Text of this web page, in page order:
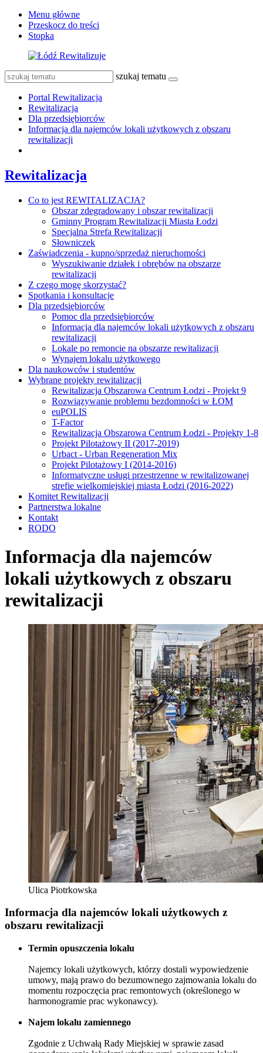
Menu główne
Przeskocz do treści
Stopka
szukaj tematu
Portal Rewitalizacja
Rewitalizacja
Dla przedsiębiorców
Informacja dla najemców lokali użytkowych z obszaru
rewitalizacji
Rewitalizacja
Co to jest REWITALIZACJA?
Obszar zdegradowany i obszar rewitalizacji
Gminny Program Rewitalizacji Miasta Łodzi
Specjalna Strefa Rewitalizacji
Słowniczek
Zaświadczenia - kupno/sprzedaż nieruchomości
Wyszukiwanie działek i obrębów na obszarze
rewitalizacji
Z czego mogę skorzystać?
Spotkania i konsultacje
Dla przedsiębiorców
Pomoc dla przedsiębiorców
Informacja dla najemców lokali użytkowych z obszaru
rewitalizacji
Lokale po remoncie na obszarze rewitalizacji
Wynajem lokalu użytkowego
Dla naukowców i studentów
Wybrane projekty rewitalizacji
Rewitalizacja Obszarowa Centrum Łodzi - Projekt 9
Rozwiązywanie problemu bezdomności w ŁOM
euPOLIS
T-Factor
Rewitalizacja Obszarowa Centrum Łodzi - Projekty 1-8
Projekt Pilotażowy II (2017-2019)
Urbact - Urban Regeneration Mix
Projekt Pilotażowy I (2014-2016)
Informatyczne usługi przestrzenne w rewitalizowanej
strefie wielkomiejskiej miasta Łodzi (2016-2022)
Komitet Rewitalizacji
Partnerstwa lokalne
Kontakt
RODO
Informacja dla najemców
lokali użytkowych z obszaru
rewitalizacji
Ulica Piotrkowska
Informacja dla najemców lokali użytkowych z
obszaru rewitalizacji
Termin opuszczenia lokalu
Najemcy lokali użytkowych, którzy dostali wypowiedzenie
umowy, mają prawo do bezumownego zajmowania lokalu do
momentu rozpoczęcia prac remontowych (określonego w
harmonogramie prac wykonawcy).
Najem lokalu zamiennego
Zgodnie z Uchwałą Rady Miejskiej w sprawie zasad